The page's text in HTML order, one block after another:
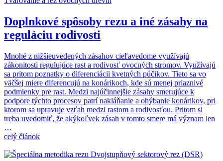
Doplnkové spôsoby rezu a iné zásahy na
reguláciu rodivosti
Mnohé z nižšieuvedených zásahov cieľavedome využívajú
zákonitosti regulujúce rast a rodivosť ovocných stromov. Využívajú
sa pritom poznatky o diferenciácii kvetných púčikov. Tieto sa vo
väčšej miere diferencujú na konárikoch, kde sú menej priaznivé
podmienky pre rast. Medzi najúčinnejšie zásahy smerujúce k
podpore týchto procesov patrí nakláňanie a ohýbanie konárikov, pri
ktorom sa upravuje vzťah medzi rastom a rodivosťou. Pritom si
treba uvedomiť, že akýkoľvek zásah v tomto smere má význam len
…
celý článok